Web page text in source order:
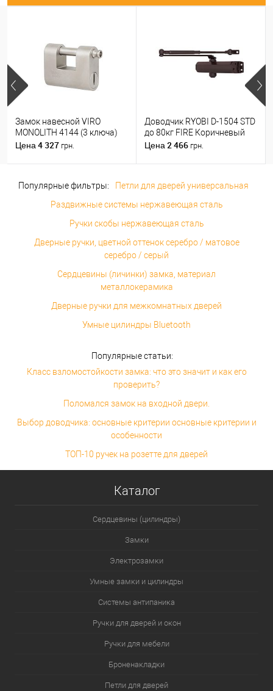
Замок навесной VIRO
MONOLITH 4144 (3 ключа)
Цена 4 327 грн.
Доводчик RYOBI D-1504 STD
до 80кг FIRE Коричневый
Цена 2 466 грн.
Популярные фильтры:
Петли для дверей универсальная
Раздвижные системы нержавеющая сталь
Ручки скобы нержавеющая сталь
Дверные ручки, цветной оттенок серебро / матовое
серебро / серый
Сердцевины (личинки) замка, материал
металлокерамика
Дверные ручки для межкомнатных дверей
Умные цилиндры Bluetooth
Популярные статьи:
Класс взломостойкости замка: что это значит и как его
проверить?
Поломался замок на входной двери.
Выбор доводчика: основные критерии основные критерии и
особенности
ТОП-10 ручек на розетте для дверей
Каталог
Сердцевины (цилиндры)
Замки
Электрозамки
Умные замки и цилиндры
Системы антипаника
Ручки для дверей и окон
Ручки для мебели
Броненакладки
Петли для дверей